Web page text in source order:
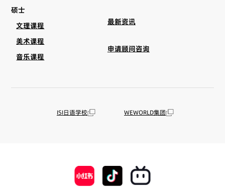
硕士
文理课程
美术课程
音乐课程
最新资讯
申请顾问咨询
ISI日语学校 WEWORLD集团